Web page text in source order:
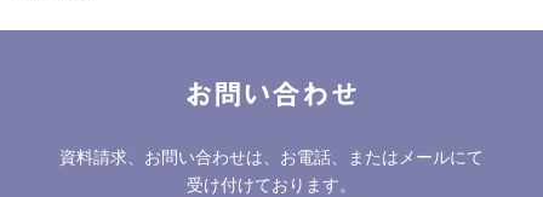
お問い合わせ
資料請求、お問い合わせは、お電話、またはメールにて
受け付けております。